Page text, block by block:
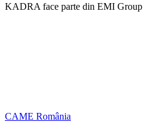
KADRA face parte din EMI Group
CAME România